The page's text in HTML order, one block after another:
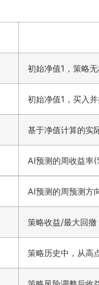
初始净值1，策略
初始净值1，买入
基于净值计算的实
AI预测的周收益率
AI预测的周预测方
策略收益/最大回撤
策略历史中，从高